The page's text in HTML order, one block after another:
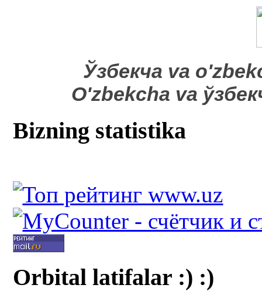
​Ўзбекча va
O'zbekcha va
Bizning statistika
Orbital latifalar :) :)